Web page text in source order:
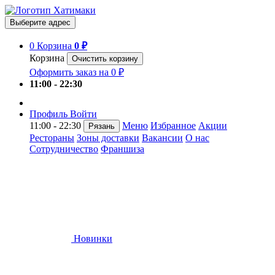
Выберите адрес
0 Корзина 0 ₽
Корзина
Очистить корзину
Оформить заказ на 0 ₽
11:00 - 22:30
Профиль Войти
11:00 - 22:30
Рязань Меню Избранное Акции
Рестораны Зоны доставки Вакансии О нас
Сотрудничество Франшиза
Новинки